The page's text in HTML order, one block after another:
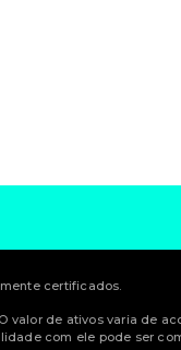
certificados.
valor de ativos varia de
com ele pode ser